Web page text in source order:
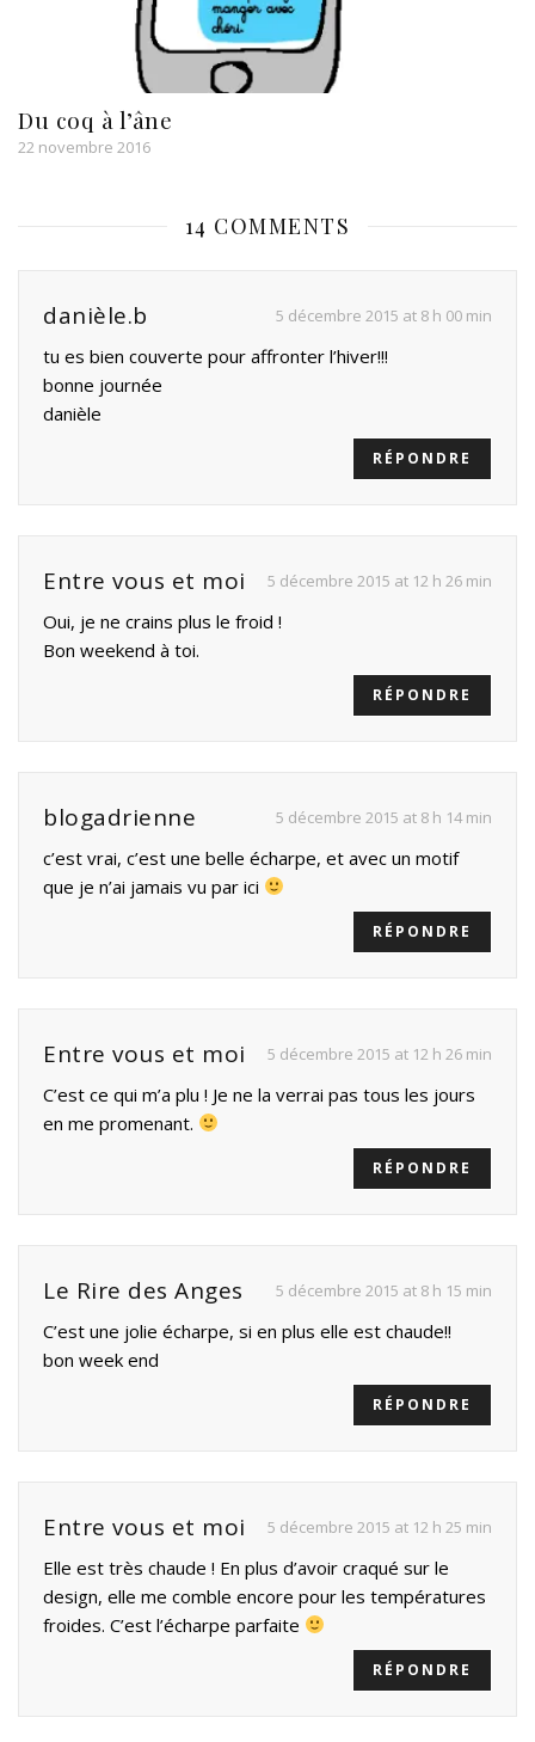
Du coq à l’âne
22 novembre 2016
14 COMMENTS
danièle.b 5 décembre 2015 at 8 h 00 min
tu es bien couverte pour affronter l’hiver!!!
bonne journée
danièle
RÉPONDRE
Entre vous et moi 5 décembre 2015 at 12 h 26 min
Oui, je ne crains plus le froid !
Bon weekend à toi.
RÉPONDRE
blogadrienne 5 décembre 2015 at 8 h 14 min
c’est vrai, c’est une belle écharpe, et avec un motif
que je n’ai jamais vu par ici
RÉPONDRE
Entre vous et moi 5 décembre 2015 at 12 h 26 min
C’est ce qui m’a plu ! Je ne la verrai pas tous les jours
en me promenant.
RÉPONDRE
Le Rire des Anges 5 décembre 2015 at 8 h 15 min
C’est une jolie écharpe, si en plus elle est chaude!!
bon week end
RÉPONDRE
Entre vous et moi 5 décembre 2015 at 12 h 25 min
Elle est très chaude ! En plus d’avoir craqué sur le
design, elle me comble encore pour les températures
froides. C’est l’écharpe parfaite
RÉPONDRE